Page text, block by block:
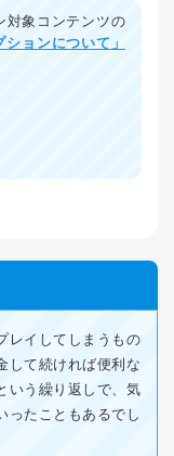
対象コンテンツの
ションについて」
レイしてしまうもの
して続ければ便利な
いう繰り返しで、気
ったこともあるでし